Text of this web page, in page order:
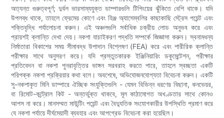
অত্যন্ত গুরুত্বপূর্ণ; দুর্বল ভারসাম্যযুক্ত ডাম্পারগুলি টিপিংয়ের ঝুঁকিতে বেশি থাকে। যদি
উপলব্ধ থাকে, তাহলে ফ্রেমের কোণে এবং হিঞ্জ অ্যাসেম্বলির কাছাকাছি স্ট্রেস পয়েন্ট এবং
শক্তিবৃদ্ধি পর্যালোচনা করুন। এই অঞ্চলগুলি সর্বাধিক চক্রীয় লোড অনুভব করে এবং
প্রায়শই ক্লান্তি দেখা দেয়। নকশা যাচাইকরণ পদ্ধতি সম্পর্কে জিজ্ঞাসা করুন। স্বনামধন্য
নির্মাতারা বিকাশের সময় সীমাবদ্ধ উপাদান বিশ্লেষণ (FEA) করে এবং শারীরিক ক্লান্তি
পরীক্ষার সাথে অনুসরণ করে। যদি প্রস্তুতকারক ইঞ্জিনিয়ারিং ডকুমেন্টেশন, পরীক্ষার
প্রতিবেদন বা নকশা পুনরাবৃত্তির ভাঙ্গন সরবরাহ করতে পারে, তাহলে স্বচ্ছতা একটি
পরিপক্ক নকশা প্রক্রিয়ার কথা বলে। অবশেষে, অভিযোজনযোগ্যতা বিবেচনা করুন। একটি
সু-নকশাকৃত মিনি ডাম্পারে ঐচ্ছিক সংযুক্তিগুলি - যেমন বিভিন্ন ধরণের বিছানা, কনভেয়র,
বা রিমোট-কন্ট্রোল কিট - অন্তর্ভুক্ত থাকবে, মূল কাঠামোগত অখণ্ডতার সাথে কোনও
আপস না করে। মানসম্মত মাউন্টিং পয়েন্ট এবং বৈদ্যুতিক সংযোগকারীর উপস্থিতি প্রমাণ করে
যে নকশা পর্যায়ে দীর্ঘমেয়াদী ব্যবহার এবং আপগ্রেড বিবেচনা করা হয়েছিল।